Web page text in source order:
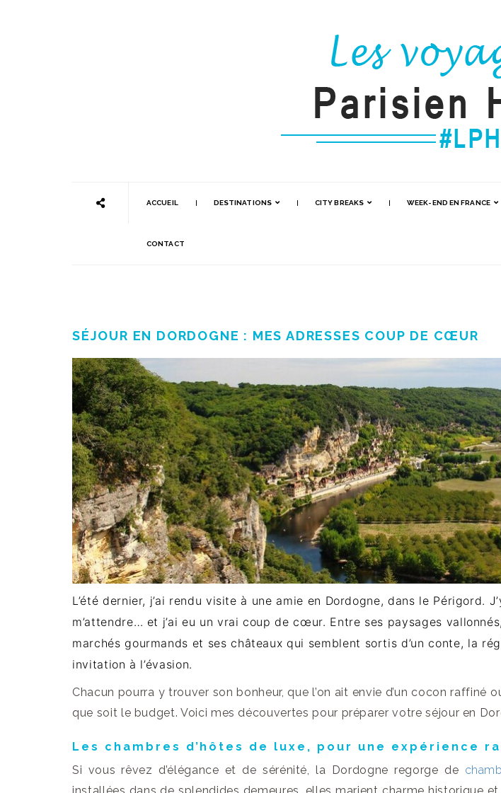
ACCUEIL DESTINATIONS CITY BREAKS WEEK-END EN FRANCE
CONTACT
SÉJOUR EN DORDOGNE : MES ADRESSES COUP DE CŒUR
L’été dernier, j’ai rendu visite à une amie en Dordogne, dans le Périgord.
m’attendre… et j’ai eu un vrai coup de cœur. Entre ses paysages
marchés gourmands et ses châteaux qui semblent sortis d’un conte, la
invitation à l’évasion.
Chacun pourra y trouver son bonheur, que l’on ait envie d’un cocon raffiné
que soit le budget. Voici mes découvertes pour préparer votre séjour en
Les chambres d’hôtes de luxe, pour une expérience
Si vous rêvez d’élégance et de sérénité, la Dordogne regorge de